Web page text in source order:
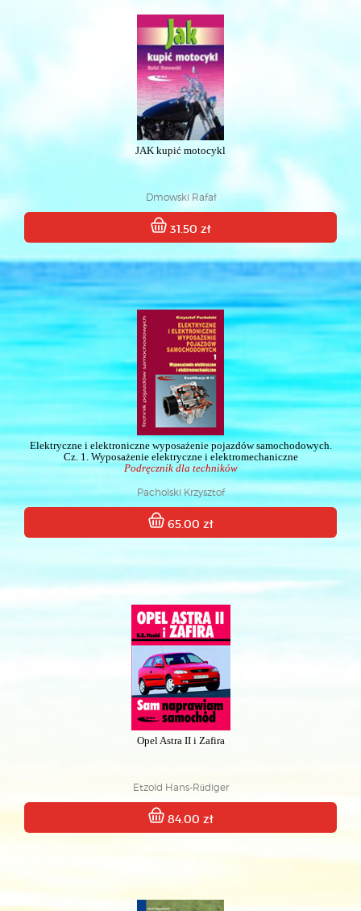
JAK kupić motocykl
Dmowski Rafał
31.50 zł
Elektryczne i elektroniczne wyposażenie pojazdów samochodowych.
Cz. 1. Wyposażenie elektryczne i elektromechaniczne
Podręcznik dla techników
Pacholski Krzysztof
65.00 zł
Opel Astra II i Zafira
Etzold Hans-Rüdiger
84.00 zł